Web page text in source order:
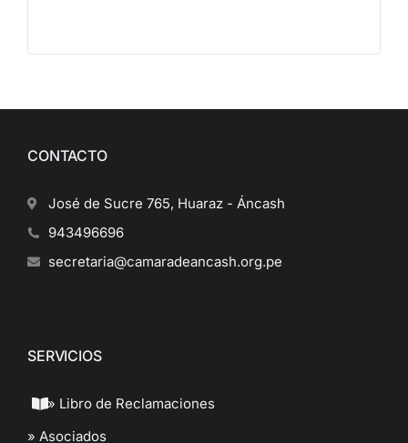
CONTACTO
José de Sucre 765, Huaraz - Áncash
943496696
secretaria@camaradeancash.org.pe
SERVICIOS
» Libro de Reclamaciones
» Asociados